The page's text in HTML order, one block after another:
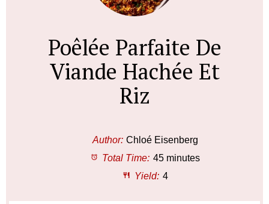
Poêlée Parfaite De
Viande Hachée Et
Riz
Author: Chloé Eisenberg
Total Time: 45 minutes
Yield: 4